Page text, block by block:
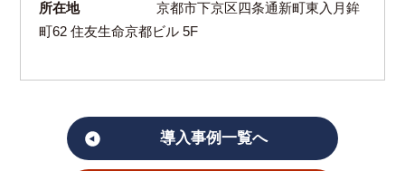
所在地
京都市下京区四条通新町東入月鉾
町62 住友生命京都ビル 5F
導入事例一覧へ